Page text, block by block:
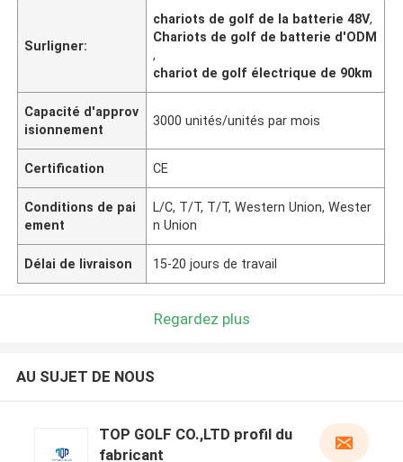
Surligner:
chariots de golf de la batterie 48V,
Chariots de golf de batterie d'ODM
,
chariot de golf électrique de 90km
Capacité d'approv
isionnement
3000 unités/unités par mois
Certification CE
Conditions de pai
ement
L/C, T/T, T/T, Western Union, Wester
n Union
Délai de livraison 15-20 jours de travail
Regardez plus
AU SUJET DE NOUS
TOP GOLF CO.,LTD profil du
fabricant